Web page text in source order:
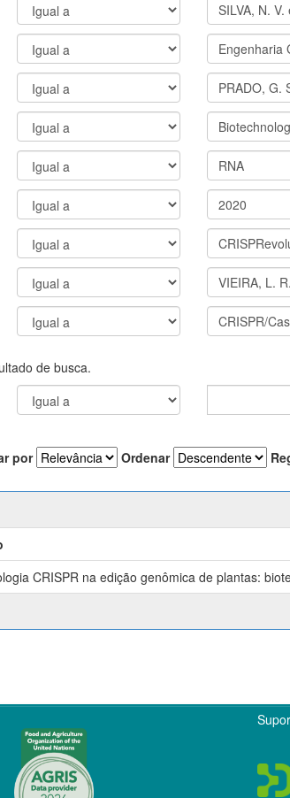
de busca.
por Ordenar
CRISPR na edição genômica de plantas: